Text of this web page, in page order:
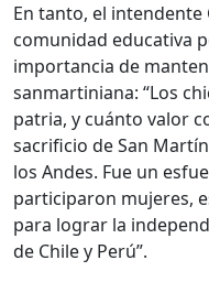
En tanto, el
comunidad educativa
importancia de
sanmartiniana: “Los
patria, y cuánto valor
sacrificio de San
los Andes. Fue un
participaron mujeres,
para lograr la
de Chile y Perú”.